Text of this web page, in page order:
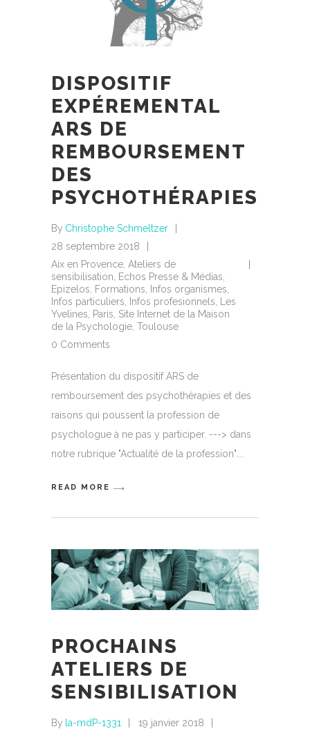
DISPOSITIF
EXPÉREMENTAL
ARS DE
REMBOURSEMENT
DES
PSYCHOTHÉRAPIES
By Christophe Schmeltzer
28 septembre 2018
Aix en Provence Ateliers de
sensibilisation
Echos Presse & Médias
Epizelos
Formations Infos organismes
Infos particuliers
Infos profesionnels
Les
Yvelines
Paris Site Internet de la Maison
de la Psychologie Toulouse
0 Comments
Présentation du dispositif ARS de
remboursement des psychothérapies et des
raisons qui poussent la profession de
psychologue à ne pas y participer. ---> dans
notre rubrique "Actualité de la profession".
READ MORE
PROCHAINS
ATELIERS DE
SENSIBILISATION
By la-mdP-1331
19 janvier 2018